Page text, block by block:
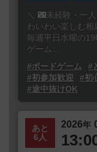
＼ 🌃未経験・一
わいわい楽しむ
毎週平日水曜の
ゲーム...
#ボードゲーム
#
#初参加歓迎
#初
#途中抜けOK
あと
6人
2026年